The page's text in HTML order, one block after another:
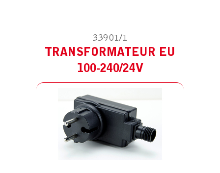
33901/1
TRANSFORMATEUR EU
100-240/24V
ACCESSOIRE POUR SOLUS 9
TRANSFORMATEUR PRISE UK